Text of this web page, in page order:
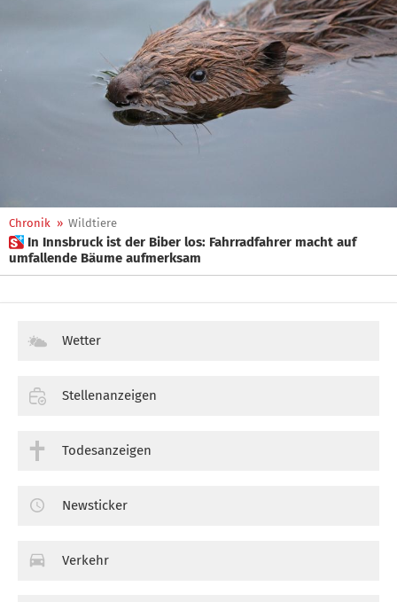
Chronik » Wildtiere
 In Innsbruck ist der Biber los: Fahrradfahrer macht auf
umfallende Bäume aufmerksam
Wetter
Stellenanzeigen
Todesanzeigen
Newsticker
Verkehr